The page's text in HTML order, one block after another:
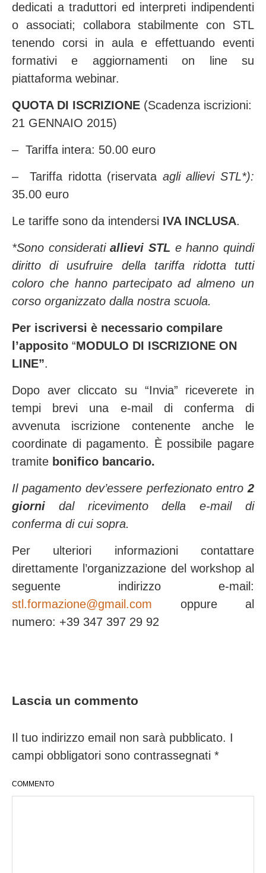
dedicati a traduttori ed interpreti indipendenti
o associati; collabora stabilmente con STL
tenendo corsi in aula e effettuando eventi
formativi e aggiornamenti on line su
piattaforma webinar.
QUOTA DI ISCRIZIONE (Scadenza iscrizioni:
21 GENNAIO 2015)
– Tariffa intera: 50.00 euro
– Tariffa ridotta (riservata agli allievi STL*):
35.00 euro
Le tariffe sono da intendersi IVA INCLUSA.
*Sono consideratiallievi STL e hanno quindi
diritto di usufruire della tariffa ridotta tutti
coloro che hanno partecipato ad almeno un
corso organizzato dalla nostra scuola.
Per iscriversi è necessario compilare
l’apposito “MODULO DI ISCRIZIONE ON
LINE”.
Dopo aver cliccato su “Invia” riceverete in
tempi brevi una e-mail di conferma di
avvenuta iscrizione contenente anche le
coordinate di pagamento. È possibile pagare
tramite bonifico bancario.
Il pagamento dev’essere perfezionato entro 2
giorni dal ricevimento della e-mail di
conferma di cui sopra.
Per ulteriori informazioni contattare
direttamente l’organizzazione del workshop al
seguente indirizzo e-mail:
stl.formazione@gmail.com oppure al
numero: +39 347 397 29 92
Lascia un commento
Il tuo indirizzo email non sarà pubblicato. I
campi obbligatori sono contrassegnati *
COMMENTO